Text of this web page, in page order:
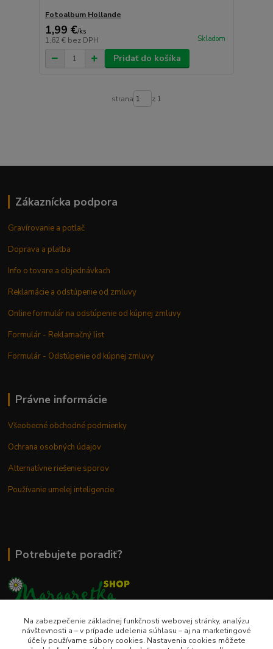
Fotoalbum Hollande
1,99 €/ks
1,62 € bez DPH Skladom
Pridať do košíka
strana z 1
Zákaznícka podpora
Gravírovanie a potlač
Doprava a platba
Info o tovare a objednávkach
Reklamácie a odstúpenie od zmluvy
Online formulár na odstúpenie od kúpnej zmluvy
Formulár - Reklamačný list
Formulár - Odstúpenie od kúpnej zmluvy
Právne informácie
Všeobecné obchodné podmienky
Ochrana osobných údajov
Alternatívne riešenie sporov
Používanie umelej inteligencie
Potrebujete poradiť?
0948 236 042
Na zabezpečenie základnej funkčnosti webovej stránky, analýzu
návštevnosti a – v prípade udelenia súhlasu – aj na marketingové
účely používame súbory cookies. Nastavenia cookies môžete